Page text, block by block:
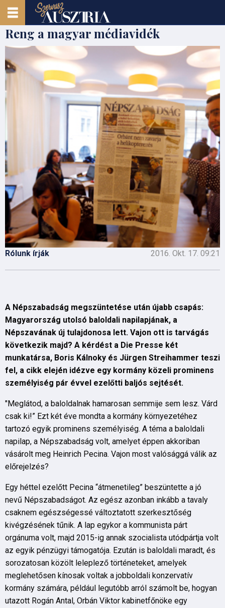
Reng a magyar médiavidék
Rólunk írják 2016. Okt. 17. 09:21
A Népszabadság megszüntetése után újabb csapás:
Magyarország utolsó baloldali napilapjának, a
Népszavának új tulajdonosa lett. Vajon ott is tarvágás
következik majd? A kérdést a Die Presse két
munkatársa, Boris Kálnoky és Jürgen Streihammer teszi
fel, a cikk elején idézve egy kormány közeli prominens
személyiség pár évvel ezelőtti baljós sejtését.
"Meglátod, a baloldalnak hamarosan semmije sem lesz. Várd
csak ki!” Ezt két éve mondta a kormány környezetéhez
tartozó egyik prominens személyiség. A téma a baloldali
napilap, a Népszabadság volt, amelyet éppen akkoriban
vásárolt meg Heinrich Pecina. Vajon most valósággá válik az
előrejelzés?
Egy héttel ezelőtt Pecina “átmenetileg” beszüntette a jó
nevű Népszabadságot. Az egész azonban inkább a tavaly
csaknem egészségessé változtatott szerkesztőség
kivégzésének tűnik. A lap egykor a kommunista párt
orgánuma volt, majd 2015-ig annak szocialista utódpártja volt
az egyik pénzügyi támogatója. Ezután is baloldali maradt, és
sorozatosan közölt leleplező történeteket, amelyek
meglehetősen kínosak voltak a jobboldali konzervatív
kormány számára, például legutóbb arról számolt be, hogyan
utazott Rogán Antal, Orbán Viktor kabinetfőnöke egy